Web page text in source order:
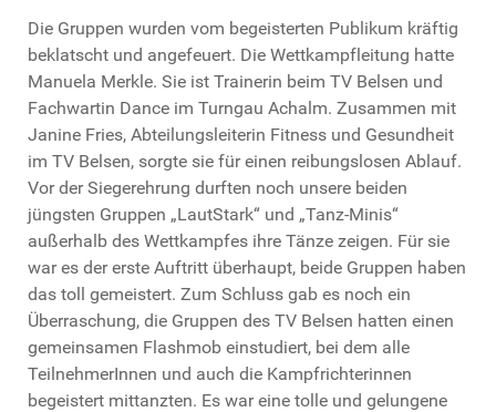
Die Gruppen wurden vom begeisterten Publikum kräftig
beklatscht und angefeuert. Die Wettkampfleitung hatte
Manuela Merkle. Sie ist Trainerin beim TV Belsen und
Fachwartin Dance im Turngau Achalm. Zusammen mit
Janine Fries, Abteilungsleiterin Fitness und Gesundheit
im TV Belsen, sorgte sie für einen reibungslosen Ablauf.
Vor der Siegerehrung durften noch unsere beiden
jüngsten Gruppen „LautStark“ und „Tanz-Minis“
außerhalb des Wettkampfes ihre Tänze zeigen. Für sie
war es der erste Auftritt überhaupt, beide Gruppen haben
das toll gemeistert. Zum Schluss gab es noch ein
Überraschung, die Gruppen des TV Belsen hatten einen
gemeinsamen Flashmob einstudiert, bei dem alle
TeilnehmerInnen und auch die Kampfrichterinnen
begeistert mittanzten. Es war eine tolle und gelungene